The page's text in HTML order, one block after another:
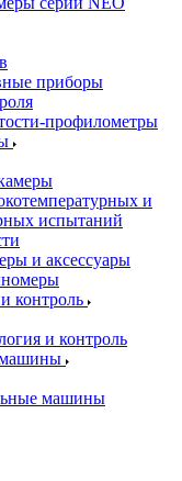
приборы
профилометры
и
испытаний
и аксессуары
контроль
и контроль
машины
машины